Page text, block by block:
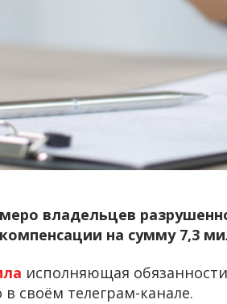
владельцев
на сумму 7,3
исполняющая
в своём телеграм-канале.